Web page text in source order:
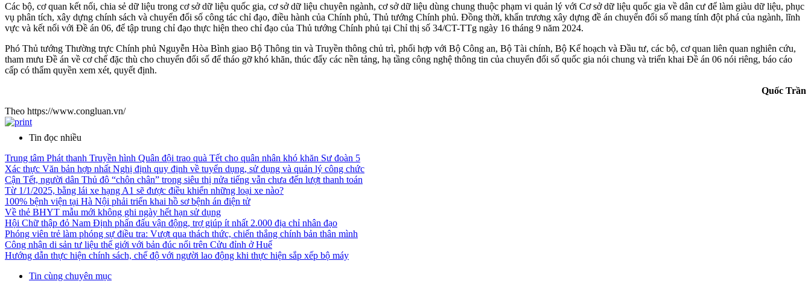
Các bộ, cơ quan kết nối, chia sẻ dữ liệu trong cơ sở dữ liệu quốc gia, cơ sở dữ liệu chuyên ngành, cơ sở dữ liệu dùng chung thuộc phạm vi quản lý với Cơ sở dữ liệu quốc gia về dân cư để làm giàu dữ liệu, phục
vụ phân tích, xây dựng chính sách và chuyển đổi số công tác chỉ đạo, điều hành của Chính phủ, Thủ tướng Chính phủ. Đồng thời, khẩn trương xây dựng đề án chuyển đổi số mang tính đột phá của ngành, lĩnh
vực và kết nối với Đề án 06, để tập trung chỉ đạo thực hiện theo chỉ đạo của Thủ tướng Chính phủ tại Chỉ thị số 34/CT-TTg ngày 16 tháng 9 năm 2024.
Phó Thủ tướng Thường trực Chính phủ Nguyễn Hòa Bình giao Bộ Thông tin và Truyền thông chủ trì, phối hợp với Bộ Công an, Bộ Tài chính, Bộ Kế hoạch và Đầu tư, các bộ, cơ quan liên quan nghiên cứu,
tham mưu Đề án về cơ chế đặc thù cho chuyển đổi số để tháo gỡ khó khăn, thúc đẩy các nền tảng, hạ tầng công nghệ thông tin của chuyển đổi số quốc gia nói chung và triển khai Đề án 06 nói riêng, báo cáo
cấp có thẩm quyền xem xét, quyết định.
Quốc Trần
Theo https://www.congluan.vn/
Tin đọc nhiều
Trung tâm Phát thanh Truyền hình Quân đội trao quà Tết cho quân nhân khó khăn Sư đoàn 5
Xác thực Văn bản hợp nhất Nghị định quy định về tuyển dụng, sử dụng và quản lý công chức
Cận Tết, người dân Thủ đô “chôn chân” trong siêu thị nửa tiếng vẫn chưa đến lượt thanh toán
Từ 1/1/2025, bằng lái xe hạng A1 sẽ được điều khiển những loại xe nào?
100% bệnh viện tại Hà Nội phải triển khai hồ sơ bệnh án điện tử
Về thẻ BHYT mẫu mới không ghi ngày hết hạn sử dụng
Hội Chữ thập đỏ Nam Định phấn đấu vận động, trợ giúp ít nhất 2.000 địa chỉ nhân đạo
Phóng viên trẻ làm phóng sự điều tra: Vượt qua thách thức, chiến thắng chính bản thân mình
Công nhận di sản tư liệu thế giới với bản đúc nổi trên Cửu đỉnh ở Huế
Hướng dẫn thực hiện chính sách, chế độ với người lao động khi thực hiện sắp xếp bộ máy
Tin cùng chuyên mục